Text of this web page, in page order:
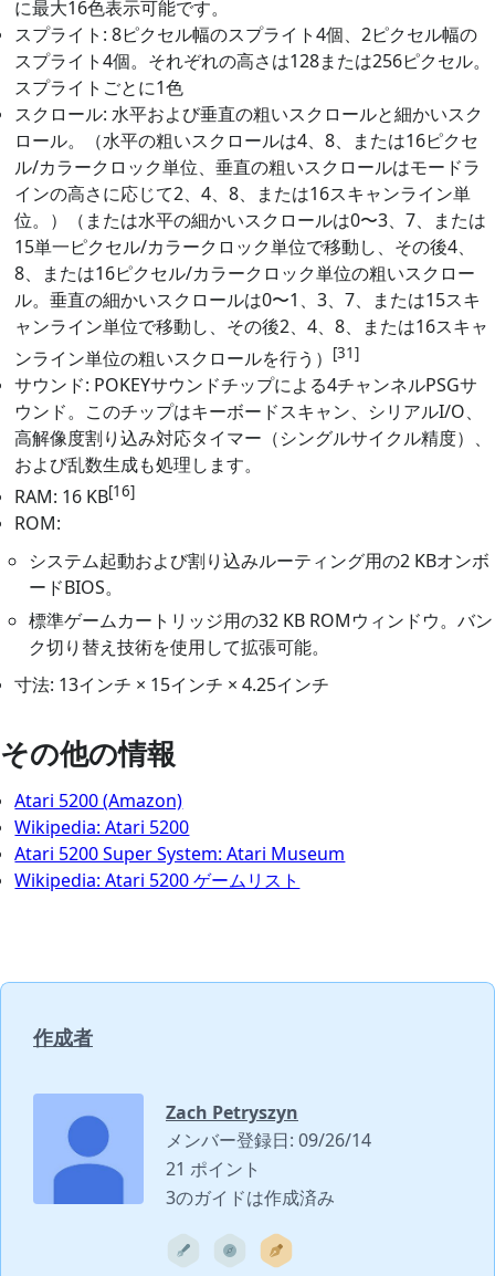
に最大16色表示可能です。
スプライト: 8ピクセル幅のスプライト4個、2ピクセル幅の
スプライト4個。それぞれの高さは128または256ピクセル。
スプライトごとに1色
スクロール: 水平および垂直の粗いスクロールと細かいスク
ロール。（水平の粗いスクロールは4、8、または16ピクセ
ル/カラークロック単位、垂直の粗いスクロールはモードラ
インの高さに応じて2、4、8、または16スキャンライン単
位。）（または水平の細かいスクロールは0〜3、7、または
15単一ピクセル/カラークロック単位で移動し、その後4、
8、または16ピクセル/カラークロック単位の粗いスクロー
ル。垂直の細かいスクロールは0〜1、3、7、または15スキ
ャンライン単位で移動し、その後2、4、8、または16スキャ
ンライン単位の粗いスクロールを行う）
[31]
サウンド: POKEYサウンドチップによる4チャンネルPSGサ
ウンド。このチップはキーボードスキャン、シリアルI/O、
高解像度割り込み対応タイマー（シングルサイクル精度）、
および乱数生成も処理します。
RAM: 16 KB[16]
ROM:
システム起動および割り込みルーティング用の2 KBオンボ
ードBIOS。
標準ゲームカートリッジ用の32 KB ROMウィンドウ。バン
ク切り替え技術を使用して拡張可能。
寸法: 13インチ × 15インチ × 4.25インチ
その他の情報
Atari 5200 (Amazon)
Wikipedia: Atari 5200
Atari 5200 Super System: Atari Museum
Wikipedia: Atari 5200 ゲームリスト
作成者
Zach Petryszyn
メンバー登録日: 09/26/14
21 ポイント
3のガイドは作成済み